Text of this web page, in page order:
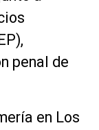
penal de
en Los